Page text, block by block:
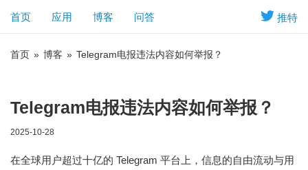
推特
首页 应用 博客 问答
首页 » 博客 » Telegram电报违法内容如何举报？
Telegram电报违法内容如何举报？
2025-10-28
在全球用户超过十亿的 Telegram 平台上，信息的自由流动与用